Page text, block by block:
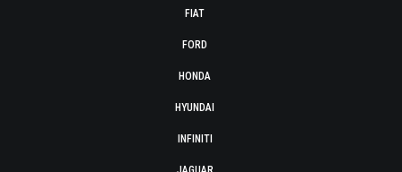
FIAT
FORD
HONDA
HYUNDAI
INFINITI